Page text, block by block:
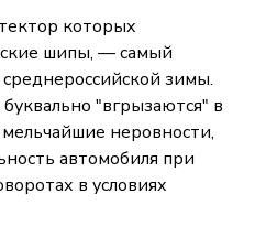
которых
шипы, — самый
зимы.
"вгрызаются" в
неровности,
автомобиля при
в условиях